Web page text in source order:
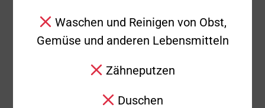
Einsatzende 23:52 Uhr
Einsatzbericht
Donzdorf wurde die Drehleiter aus Süßen
Waschen und Reinigen von Obst,
Gemüse und anderen Lebensmitteln
Zähneputzen
Duschen